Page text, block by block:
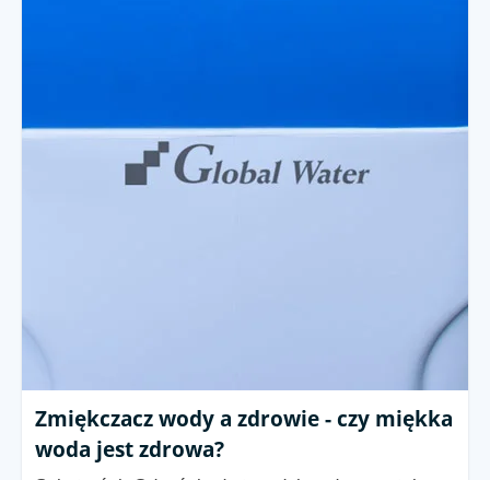
Zmiękczacz wody a zdrowie - czy miękka
woda jest zdrowa?